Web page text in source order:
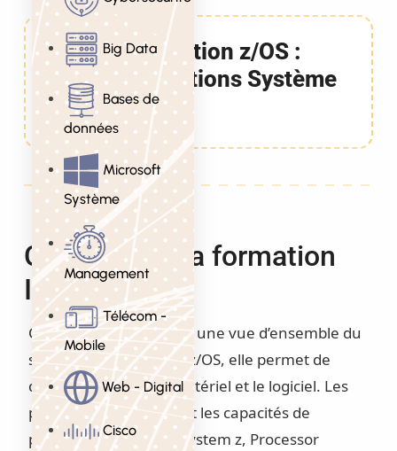
Big Data
Bases de
données
Microsoft
Système
Management
Télécom -
Mobile
Web - Digital
Cisco
Formation z/OS :
Opérations Système
3 Jours
Objectifs de la formation
IBM z/OS
Cette formation fournit une vue d’ensemble du
système d’exploitation z/OS, elle permet de
découvrir à la fois le matériel et le logiciel. Les
participants découvrent les capacités de
partititionnement du System z, Processor